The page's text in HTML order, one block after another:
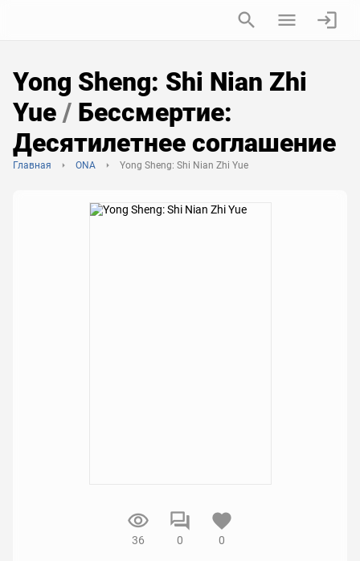
Yong Sheng: Shi Nian Zhi
Yue / Бессмертие:
Десятилетнее соглашение
Главная ONA Yong Sheng: Shi Nian Zhi Yue
36 0 0